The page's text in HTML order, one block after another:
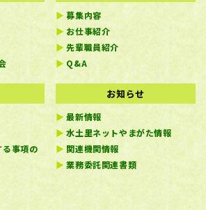
募集内容
お仕事紹介
先輩職員紹介
Q&A
る事項の
お知らせ
最新情報
水土里ネットやまがた情報
関連機関情報
業務委託関連書類